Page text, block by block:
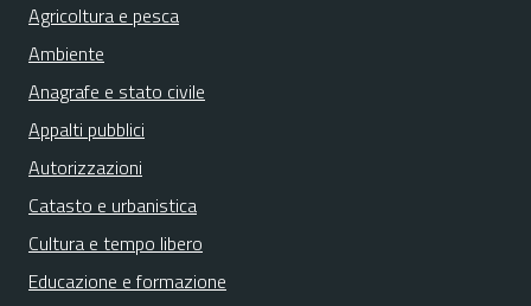
Agricoltura e pesca
Ambiente
Anagrafe e stato civile
Appalti pubblici
Autorizzazioni
Catasto e urbanistica
Cultura e tempo libero
Educazione e formazione